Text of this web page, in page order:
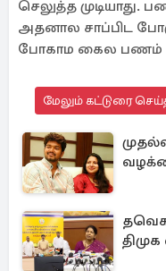
செலுத்த முடியாது.
அதனால சாப்பிட
போகாம கைல
மேலும் கட்டுரை
தவெக